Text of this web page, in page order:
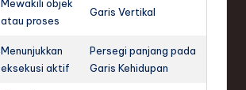
Mewakili objek
atau proses
Garis Vertikal
Menunjukkan
eksekusi aktif
Persegi panjang pada
Garis Kehidupan